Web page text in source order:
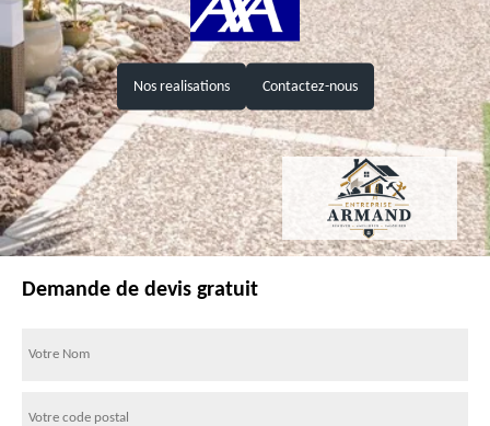
Nos realisations Contactez-nous
Demande de devis gratuit